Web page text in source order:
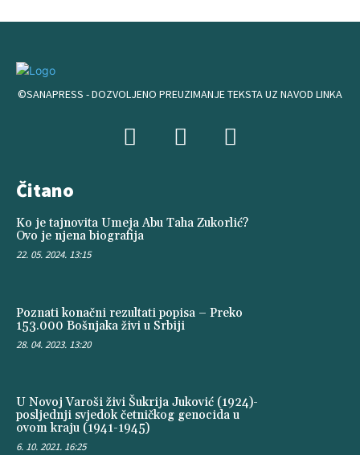
©SANAPRESS - DOZVOLJENO PREUZIMANJE TEKSTA UZ NAVOD LINKA
Čitano
Ko je tajnovita Umeja Abu Taha Zukorlić?
Ovo je njena biografija
22. 05. 2024. 13:15
Poznati konačni rezultati popisa – Preko
153.000 Bošnjaka živi u Srbiji
28. 04. 2023. 13:20
U Novoj Varoši živi Šukrija Juković (1924)-
posljednji svjedok četničkog genocida u
ovom kraju (1941-1945)
6. 10. 2021. 16:25